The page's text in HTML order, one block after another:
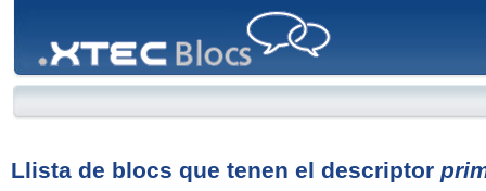
Llista de blocs que tenen el descriptor